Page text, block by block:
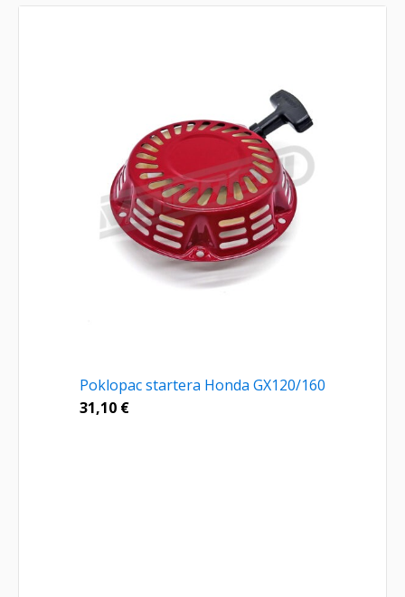
Poklopac startera Honda GX120/160
31,10 €